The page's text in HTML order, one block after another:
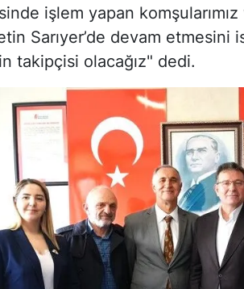
işlem yapan
Sarıyer’de devam
takipçisi olacağız" dedi.